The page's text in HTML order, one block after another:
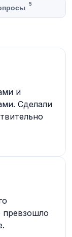
5
и
Сделали
превзошло